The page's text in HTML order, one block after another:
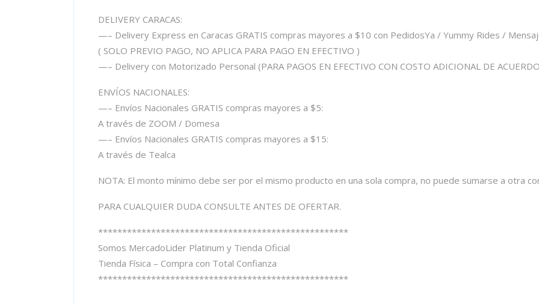
DELIVERY CARACAS:
—– Delivery Express en Caracas GRATIS compras mayores a $10 con PedidosYa / Yummy Rides /
( SOLO PREVIO PAGO, NO APLICA PARA PAGO EN EFECTIVO )
—– Delivery con Motorizado Personal (PARA PAGOS EN EFECTIVO CON COSTO ADICIONAL DE
ENVÍOS NACIONALES:
—– Envíos Nacionales GRATIS compras mayores a $5:
A través de ZOOM / Domesa
—– Envíos Nacionales GRATIS compras mayores a $15:
A través de Tealca
NOTA: El monto mínimo debe ser por el mismo producto en una sola compra, no puede sumarse a otra
PARA CUALQUIER DUDA CONSULTE ANTES DE OFERTAR.
****************************************************
Somos MercadoLider Platinum y Tienda Oficial
Tienda Física – Compra con Total Confianza
****************************************************